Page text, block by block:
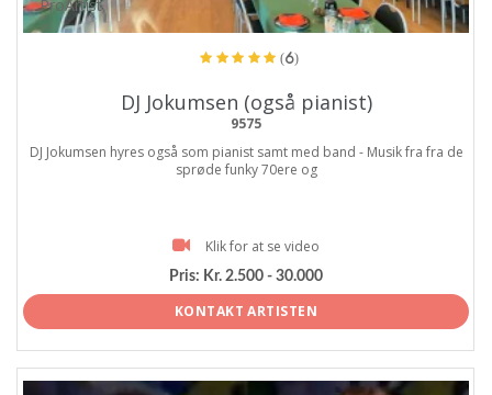
ProArtist
(6)
DJ Jokumsen (også pianist)
9575
DJ Jokumsen hyres også som pianist samt med band - Musik fra fra de
sprøde funky 70ere og
Klik for at se video
Pris: Kr. 2.500 - 30.000
KONTAKT ARTISTEN